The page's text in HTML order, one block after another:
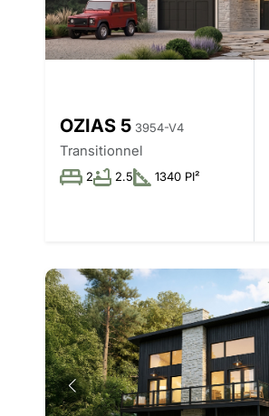
OZIAS 5 3954-V4
Transitionnel
2 2.5 1340 PI²